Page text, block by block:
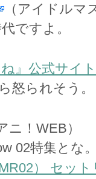
（アイドルマ
ですよ。
』公式サイト
怒られそう。
ニ！WEB）
02特集とな
） セッ